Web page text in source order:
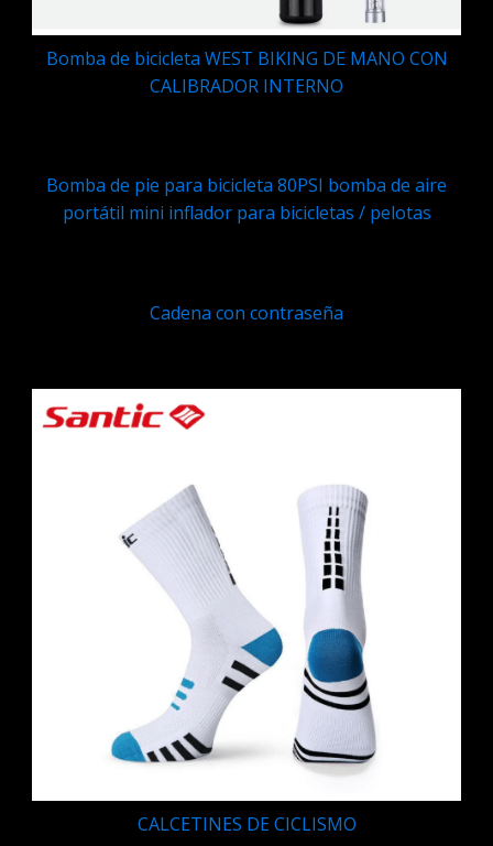
Bomba de bicicleta WEST BIKING DE MANO CON
CALIBRADOR INTERNO
Bomba de pie para bicicleta 80PSI bomba de aire
portátil mini inflador para bicicletas / pelotas
Cadena con contraseña
CALCETINES DE CICLISMO